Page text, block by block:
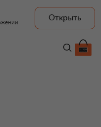
Открыть
33 950 ₽